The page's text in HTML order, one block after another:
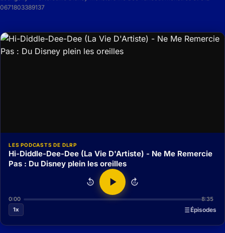
0671803389137
LES PODCASTS DE DLRP
Hi-Diddle-Dee-Dee (La Vie D'Artiste) - Ne Me Remercie
Pas : Du Disney plein les oreilles
15 15
0:00
8:35
1x
Épisodes